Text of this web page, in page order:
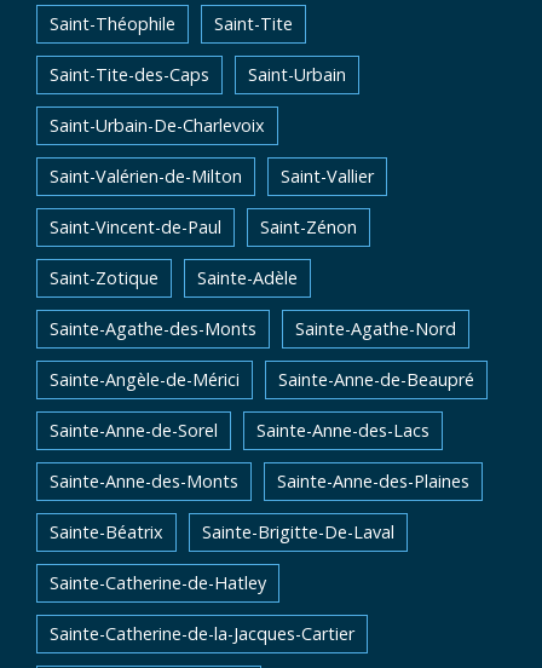
Saint-Théophile Saint-Tite
Saint-Tite-des-Caps Saint-Urbain
Saint-Urbain-De-Charlevoix
Saint-Valérien-de-Milton Saint-Vallier
Saint-Vincent-de-Paul Saint-Zénon
Saint-Zotique Sainte-Adèle
Sainte-Agathe-des-Monts Sainte-Agathe-Nord
Sainte-Angèle-de-Mérici Sainte-Anne-de-Beaupré
Sainte-Anne-de-Sorel Sainte-Anne-des-Lacs
Sainte-Anne-des-Monts Sainte-Anne-des-Plaines
Sainte-Béatrix Sainte-Brigitte-De-Laval
Sainte-Catherine-de-Hatley
Sainte-Catherine-de-la-Jacques-Cartier